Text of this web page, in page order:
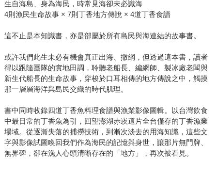
生自海島、身為海民，時常見海卻未必識海
4則漁民生命故事 × 7則丁香地方傳說 × 4道丁香食譜
這不止是本知識書，亦是部屬於所有島民與海連結的故事書。
或許我們此生未必有機會真正出海、撒網，但透過這本書，讀者
得以跟隨團隊的實地田調，聆聽老船長、編網師、製冰廠老闆與
新生代船長的生命故事，穿梭於口耳相傳的地方傳說之中，觸摸
那一層層海洋與島民交織的時代肌理。
書中同時收錄四道丁香魚料理食譜與漁業影像圖輯。以台灣飲食
中最日常的丁香魚為引，回望澎湖赤崁這片全台僅存的丁香漁業
場域。從逐漸失落的捕撈技術，到漸次淡去的用海知識，這些文
字與影像試圖喚回我們作為海民的記憶與身世，讓那片無門牌、
無界碑，卻在漁人心頭清晰存在的「地方」，再次被看見。